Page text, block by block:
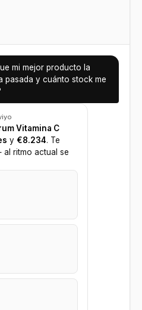
mi mejor producto la
pasada y cuánto stock me
Vitamina C
y €8.234. Te
ritmo actual se